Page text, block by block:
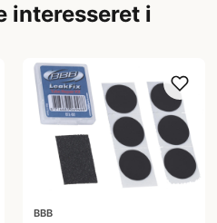
interesseret i
BBB